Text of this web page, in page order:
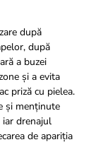
după
după
a buzei
și a evita
priză cu pielea.
și menținute
iar drenajul
de apariția